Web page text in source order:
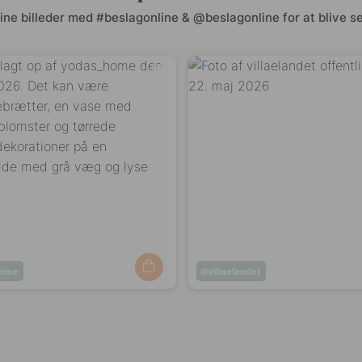
billeder med #beslagonline & @beslagonline for at blive
Opslag
villaelandet